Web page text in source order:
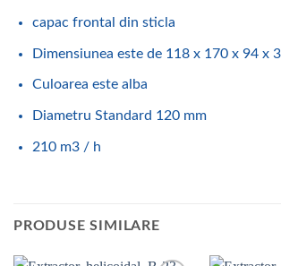
capac frontal din sticla
Dimensiunea este de 118 x 170 x 94 x
Culoarea este alba
Diametru Standard 120 mm
210 m3 / h
PRODUSE SIMILARE